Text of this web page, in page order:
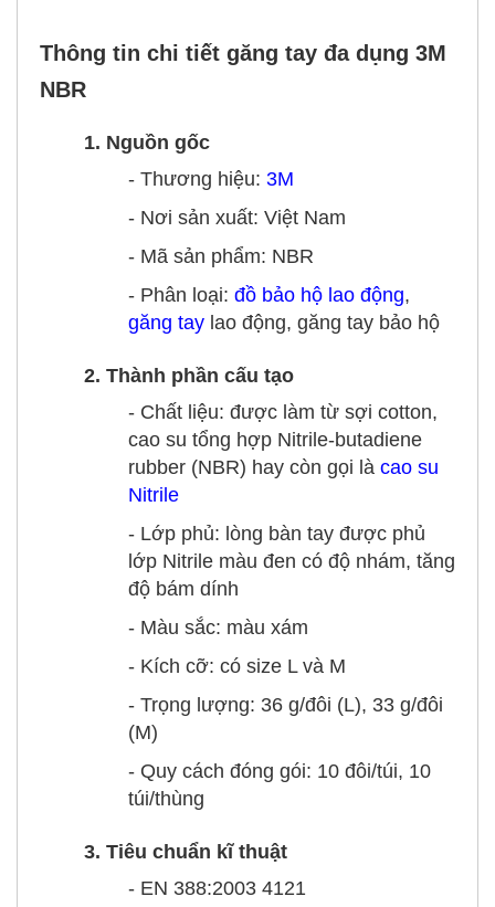
Thông tin chi tiết găng tay đa dụng 3M
NBR
1. Nguồn gốc
- Thương hiệu: 3M
- Nơi sản xuất: Việt Nam
- Mã sản phẩm: NBR
- Phân loại: đồ bảo hộ lao động,
găng tay lao động, găng tay bảo hộ
2. Thành phần cấu tạo
- Chất liệu: được làm từ sợi cotton,
cao su tổng hợp Nitrile-butadiene
rubber (NBR) hay còn gọi là cao su
Nitrile
- Lớp phủ: lòng bàn tay được phủ
lớp Nitrile màu đen có độ nhám, tăng
độ bám dính
- Màu sắc: màu xám
- Kích cỡ: có size L và M
- Trọng lượng: 36 g/đôi (L), 33 g/đôi
(M)
- Quy cách đóng gói: 10 đôi/túi, 10
túi/thùng
3. Tiêu chuẩn kĩ thuật
- EN 388:2003 4121